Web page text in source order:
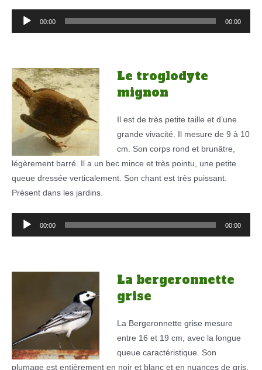
Lecteur
00:00 00:00
Le troglodyte
mignon
Il est de très petite taille et d’une
grande vivacité. Il mesure de 9 à 10
cm. Son corps rond et brunâtre,
légèrement barré. Il a un bec mince et très pointu, une petite
queue dressée verticalement. Son chant est très puissant.
Présent dans les jardins.
Lecteur
00:00 00:00
La bergeronnette
grise
La Bergeronnette grise mesure
entre 16 et 19 cm, avec la longue
queue caractéristique. Son
plumage est entièrement en noir et blanc et en nuances de gris.